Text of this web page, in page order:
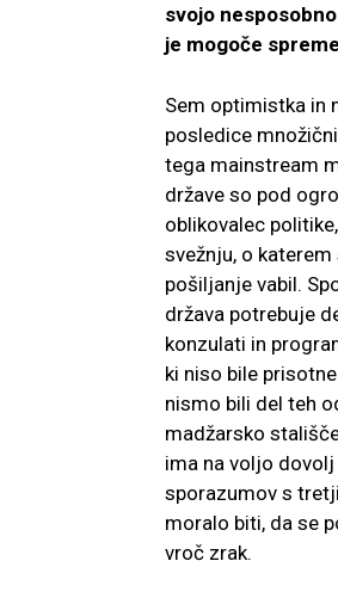
svojo
je mogoče
Sem optimistka in
posledice
tega mainstream
države so pod
oblikovalec
svežnju, o
pošiljanje vabil.
država potrebuje
konzulati in
ki niso bile
nismo bili del teh
madžarsko
ima na voljo
sporazumov s
moralo biti, da se
vroč zrak.